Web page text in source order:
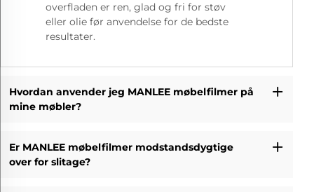
overfladen er ren, glad og fri for støv
eller olie før anvendelse for de bedste
resultater.
Hvordan anvender jeg MANLEE møbelfilmer på
mine møbler?
Er MANLEE møbelfilmer modstandsdygtige
over for slitage?